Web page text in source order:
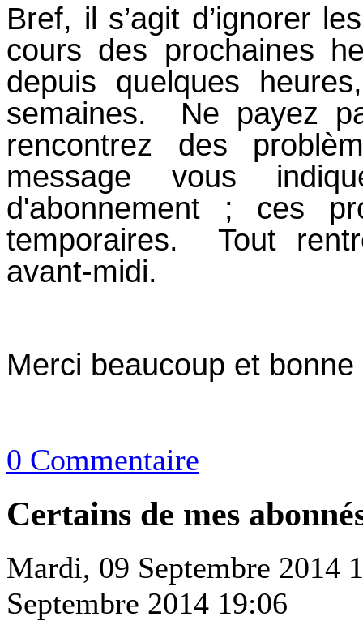
Bref, il s’agit d’ignorer
cours des prochaines
depuis quelques
semaines. Ne payez
rencontrez des
message vous
d'abonnement ; ces
temporaires. Tout
avant-midi.
Merci beaucoup et
0 Commentaire
Certains de mes
Mardi, 09 Septembre 2014
Septembre 2014 19:06